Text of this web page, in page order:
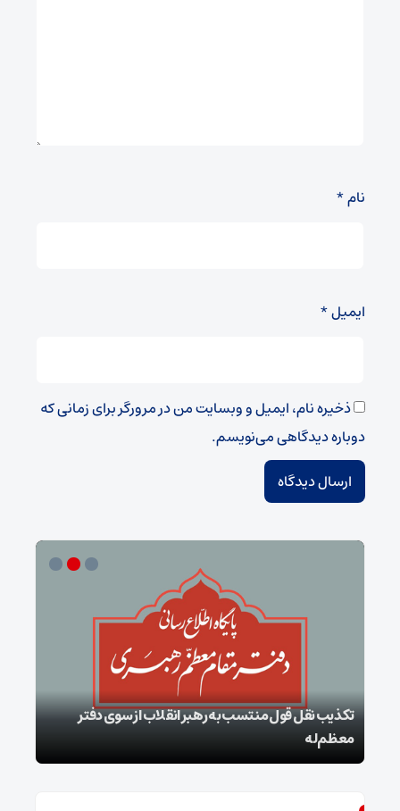
نام*
ایمیل*
ذخیره نام، ایمیل و وبسایت من در مرورگر برای زمانی که
دوباره دیدگاهی می‌نویسم.
تکذیب نقل قول منتسب به رهبر انقلاب از سوی دفتر
معظم‌له